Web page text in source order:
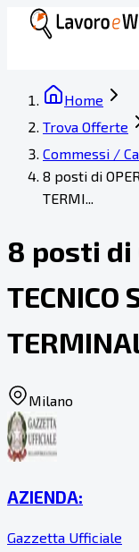
Home
Trova Offerte
Commessi /
8 posti di
TERMI...
8 posti di
TECNICO
Milano
AZIENDA:
Gazzetta Ufficiale